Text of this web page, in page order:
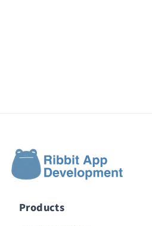
Products